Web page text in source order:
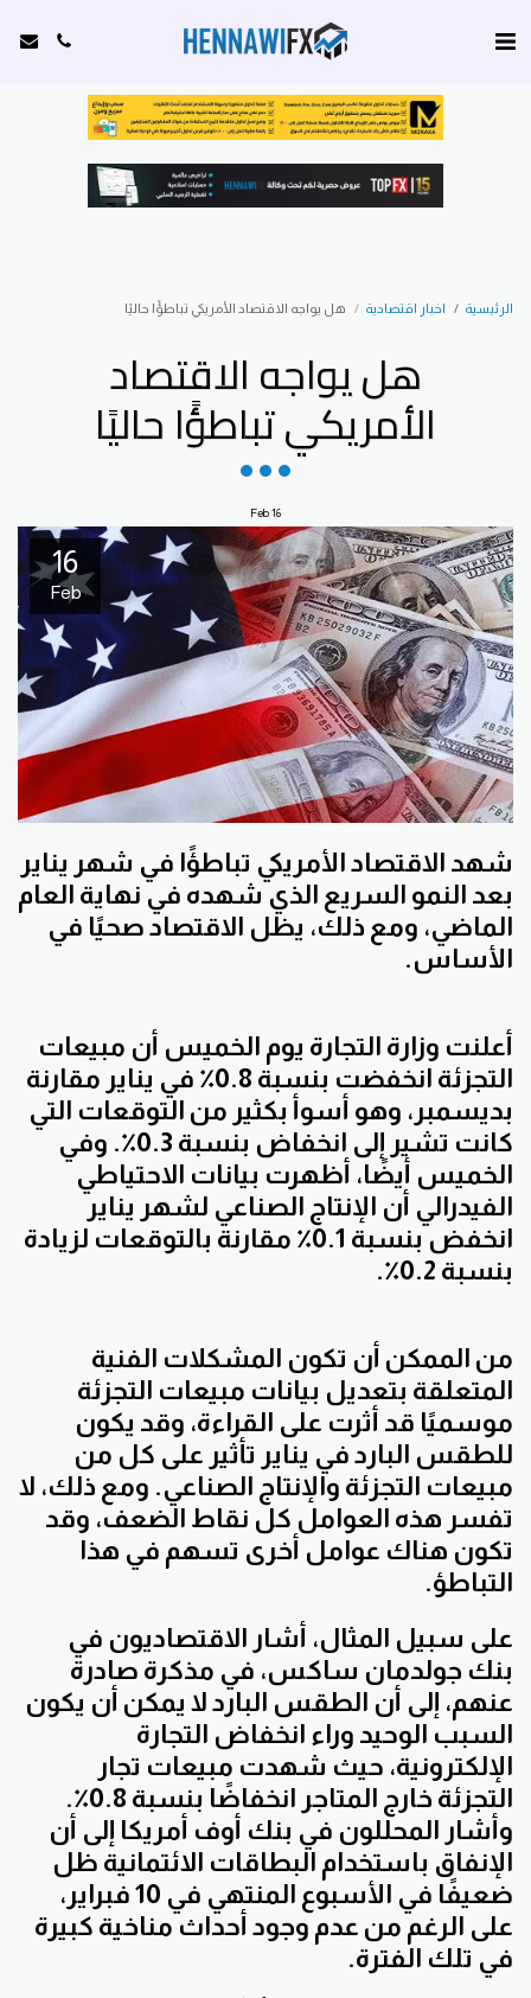
الرئيسية اخبار اقتصادية هل يواجه الاقتصاد الأمريكي تباطؤًا حاليًا
هل يواجه الاقتصاد
الأمريكي تباطؤًا حاليًا
16
Feb
16
Feb
شهد الاقتصاد الأمريكي تباطؤًا في شهر يناير
بعد النمو السريع الذي شهده في نهاية العام
الماضي، ومع ذلك، يظل الاقتصاد صحيًا في
الأساس.
أعلنت وزارة التجارة يوم الخميس أن مبيعات
التجزئة انخفضت بنسبة 0.8٪ في يناير مقارنة
بديسمبر، وهو أسوأ بكثير من التوقعات التي
كانت تشير إلى انخفاض بنسبة 0.3٪. وفي
الخميس أيضًا، أظهرت بيانات الاحتياطي
الفيدرالي أن الإنتاج الصناعي لشهر يناير
انخفض بنسبة 0.1٪ مقارنة بالتوقعات لزيادة
بنسبة 0.2٪.
من الممكن أن تكون المشكلات الفنية
المتعلقة بتعديل بيانات مبيعات التجزئة
موسميًا قد أثرت على القراءة، وقد يكون
للطقس البارد في يناير تأثير على كل من
مبيعات التجزئة والإنتاج الصناعي. ومع ذلك، لا
تفسر هذه العوامل كل نقاط الضعف، وقد
تكون هناك عوامل أخرى تسهم في هذا
التباطؤ.
على سبيل المثال، أشار الاقتصاديون في
بنك جولدمان ساكس، في مذكرة صادرة
عنهم، إلى أن الطقس البارد لا يمكن أن يكون
السبب الوحيد وراء انخفاض التجارة
الإلكترونية، حيث شهدت مبيعات تجار
التجزئة خارج المتاجر انخفاضًا بنسبة 0.8٪.
وأشار المحللون في بنك أوف أمريكا إلى أن
الإنفاق باستخدام البطاقات الائتمانية ظل
ضعيفًا في الأسبوع المنتهي في 10 فبراير،
على الرغم من عدم وجود أحداث مناخية كبيرة
في تلك الفترة.